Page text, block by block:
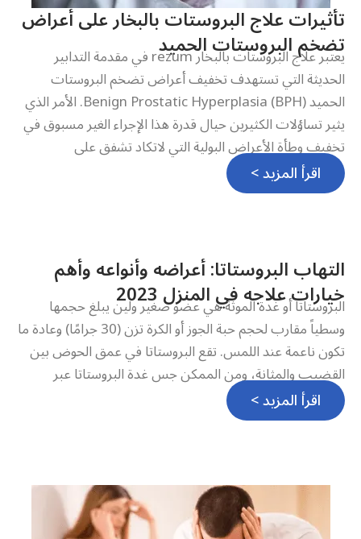
تأثيرات علاج البروستات بالبخار على أعراض
تضخم البروستات الحميد يعتبر علاج البروستات بالبخار rezum في مقدمة التدابير
الحديثة التي تستهدف تخفيف أعراض تضخم البروستات
الحميد Benign Prostatic Hyperplasia (BPH). الأمر الذي
يثير تساؤلات الكثيرين حيال قدرة هذا الإجراء الغير مسبوق في
تخفيف وطأة الأعراض البولية التي لاتكاد تشفق على
اقرأ المزيد >
التهاب البروستاتا: أعراضه وأنواعه وأهم
خيارات علاجه في المنزل 2023
البروستاتا أو غدة الموثة هي عضو صغير ولين يبلغ حجمها
وسطياً مقارب لحجم حبة الجوز أو الكرة تزن (30 جرامًا) وعادة ما
تكون ناعمة عند اللمس. تقع البروستاتا في عمق الحوض بين
القضيب والمثانة، ومن الممكن جس غدة البروستاتا عبر
اقرأ المزيد >